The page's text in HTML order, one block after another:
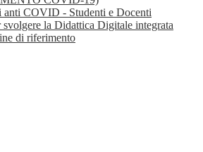
anti COVID - Studenti e Docenti
svolgere la Didattica Digitale integrata
di riferimento